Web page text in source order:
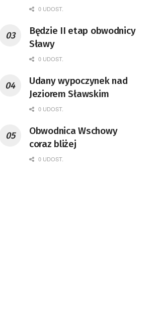
mety Tour de Pologne
0 UDOST.
Będzie II etap obwodnicy
Sławy
0 UDOST.
Udany wypoczynek nad
Jeziorem Sławskim
0 UDOST.
Obwodnica Wschowy
coraz bliżej
0 UDOST.